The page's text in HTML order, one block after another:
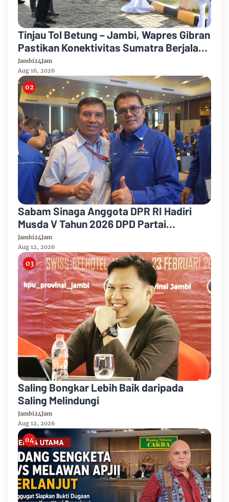
Tinjau Tol Betung – Jambi, Wapres Gibran
Pastikan Konektivitas Sumatra Berjalan
Optimal
Jambi24Jam
Aug 16, 2026
Sabam Sinaga Anggota DPR RI Hadiri
Musda V Tahun 2026 DPD Partai
Demokrat Provinsi Jambi
Jambi24Jam
Aug 12, 2026
Saling Bongkar Lebih Baik daripada
Saling Melindungi
Jambi24Jam
Aug 12, 2026